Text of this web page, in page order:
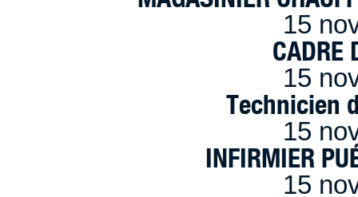
15
CADRE
15
Technicien
15
INFIRMIER
15